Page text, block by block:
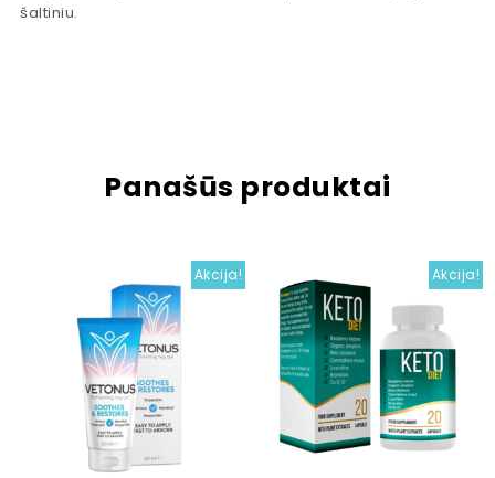
šaltiniu.
Panašūs produktai
Akcija! Akcija!